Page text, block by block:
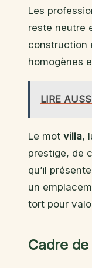
Les
reste neutre
construction
homogènes
LIRE
Le mot villa,
prestige, de
qu’il
un
tort pour
Cadre